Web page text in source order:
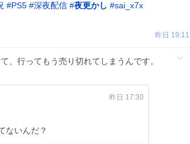
#PS5 #深夜配信 #夜更かし #sai_x7x
昨日 19:11
、行ってもう売り切れてしまうんです。
昨日 17:30
ないんだ？